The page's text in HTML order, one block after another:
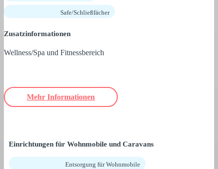
Safe/Schließfächer
Zusatzinformationen
Wellness/Spa und Fitnessbereich
Mehr Informationen
Einrichtungen für Wohnmobile und Caravans
Entsorgung für Wohnmobile